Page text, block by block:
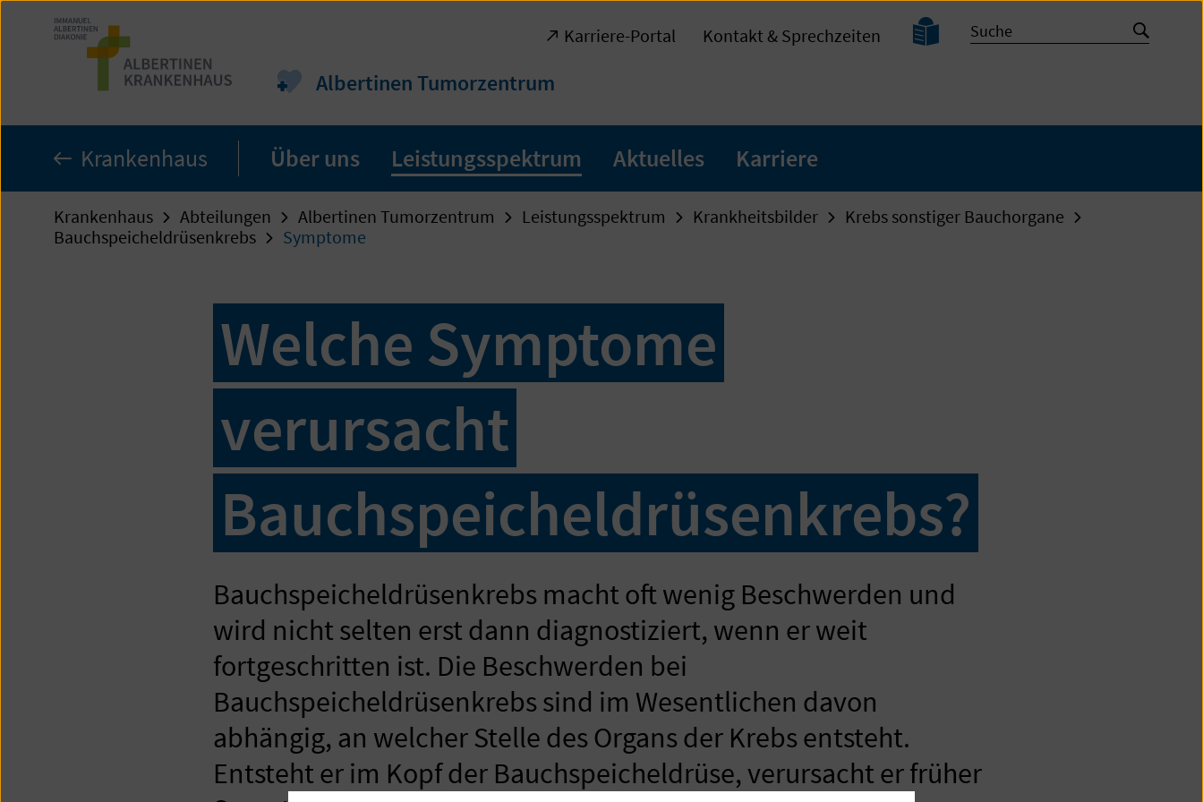
Zum
Seiteninhalt
Albertinen Tumorzentrum
Karriere-Portal Kontakt & Sprechzeiten
Leichte
Sprache
Suche
Suche
starten
Krankenhaus Über uns Leistungsspektrum Aktuelles Karriere
Krankenhaus Abteilungen Albertinen Tumorzentrum Leistungsspektrum Krankheitsbilder
Krebs sonstiger Bauchorgane
Bauchspeicheldrüsenkrebs
Symptome
Welche Symptome
verursacht
Bauchspeicheldrüsenkrebs?
Bauchspeicheldrüsenkrebs macht oft wenig Beschwerden und
wird nicht selten erst dann diagnostiziert, wenn er weit
fortgeschritten ist. Die Beschwerden bei
Bauchspeicheldrüsenkrebs sind im Wesentlichen davon
abhängig, an welcher Stelle des Organs der Krebs entsteht.
Entsteht er im Kopf der Bauchspeicheldrüse, verursacht er früher